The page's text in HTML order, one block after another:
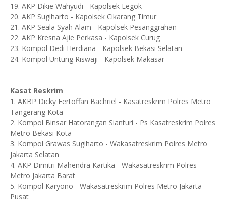
19. AKP Dikie Wahyudi - Kapolsek Legok
20. AKP Sugiharto - Kapolsek Cikarang Timur
21. AKP Seala Syah Alam - Kapolsek Pesanggrahan
22. AKP Kresna Ajie Perkasa - Kapolsek Curug
23. Kompol Dedi Herdiana - Kapolsek Bekasi Selatan
24. Kompol Untung Riswaji - Kapolsek Makasar
Kasat Reskrim
1. AKBP Dicky Fertoffan Bachriel - Kasatreskrim Polres Metro
Tangerang Kota
2. Kompol Binsar Hatorangan Sianturi - Ps Kasatreskrim Polres
Metro Bekasi Kota
3. Kompol Grawas Sugiharto - Wakasatreskrim Polres Metro
Jakarta Selatan
4. AKP Dimitri Mahendra Kartika - Wakasatreskrim Polres
Metro Jakarta Barat
5. Kompol Karyono - Wakasatreskrim Polres Metro Jakarta
Pusat